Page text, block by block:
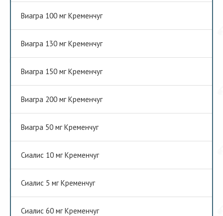
Виагра 100 мг Кременчуг
Виагра 130 мг Кременчуг
Виагра 150 мг Кременчуг
Виагра 200 мг Кременчуг
Виагра 50 мг Кременчуг
Сиалис 10 мг Кременчуг
Сиалис 5 мг Кременчуг
Сиалис 60 мг Кременчуг